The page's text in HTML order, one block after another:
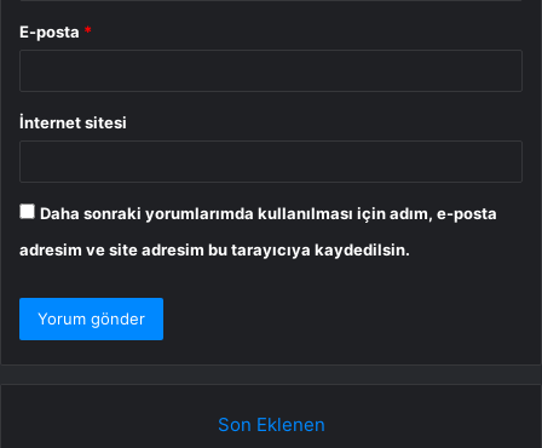
E-posta *
İnternet sitesi
Daha sonraki yorumlarımda kullanılması için adım, e-posta
adresim ve site adresim bu tarayıcıya kaydedilsin.
Son Eklenen